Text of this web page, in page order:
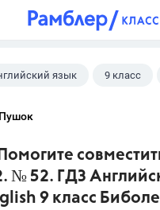
язык 9 класс
З.
№ 52. ГДЗ
9 класс